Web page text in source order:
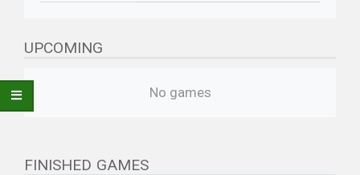
UPCOMING
No games
FINISHED GAMES